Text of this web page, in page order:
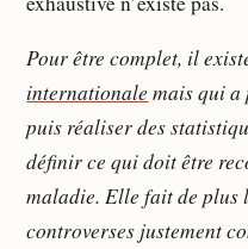
Pour être complet, il
internationale mais qui
puis réaliser des
définir ce qui doit être
maladie. Elle fait de plus
controverses justement